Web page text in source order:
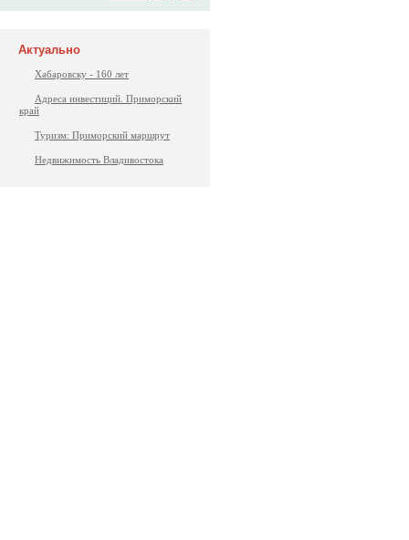
Актуально
Хабаровску - 160 лет
Адреса инвестиций. Приморский
край
Туризм: Приморский маршрут
Недвижимость Владивостока